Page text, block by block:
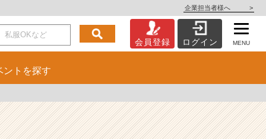
企業担当者様へ >
会員登録 ログイン MENU
ント を探す